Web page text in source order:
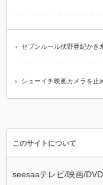
セブンルール伏野亜紀かき
シューイチ映画カメラを止
このサイトについて
seesaaテレビ/映画/